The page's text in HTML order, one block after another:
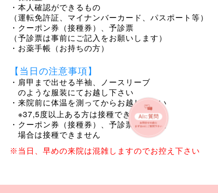
・本人確認ができるもの
（運転免許証、マイナンバーカード、パスポート等）
・クーポン券（接種券）、予診票
（予診票は事前にご記入をお願いします）
・お薬手帳（お持ちの方）
【当日の注意事項】
・肩甲まで出せる半袖、ノースリーブ
のような服装にてお越し下さい
・来院前に体温を測ってからお越し下さい
※37,5度以上ある方は接種できません
・クーポン券（接種券）、予診票を忘れた
場合は接種できません
※当日、早めの来院は混雑しますのでお控え下さい